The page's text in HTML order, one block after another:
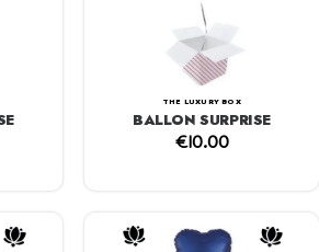
THE LUXURY BOX
BALLON SURPRISE
€10.00